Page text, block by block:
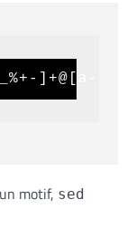
motif, sed